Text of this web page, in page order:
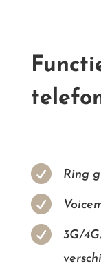
 Ring


3G/